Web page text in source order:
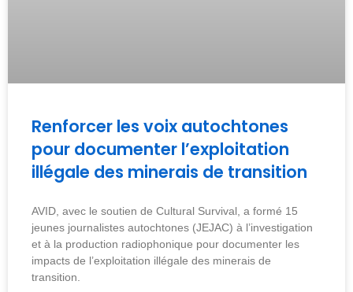
Renforcer les voix autochtones
pour documenter l’exploitation
illégale des minerais de transition
AVID, avec le soutien de Cultural Survival, a formé 15
jeunes journalistes autochtones (JEJAC) à l’investigation
et à la production radiophonique pour documenter les
impacts de l’exploitation illégale des minerais de
transition.